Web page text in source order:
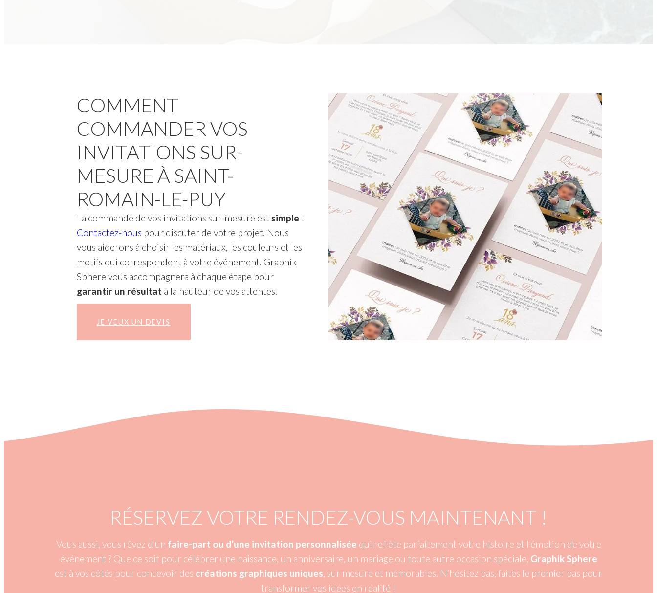
COMMENT
COMMANDER VOS
INVITATIONS SUR-
MESURE À SAINT-
ROMAIN-LE-PUY
La commande de vos invitations sur-mesure est simple !
Contactez-nous pour discuter de votre projet. Nous
vous aiderons à choisir les matériaux, les couleurs et les
motifs qui correspondent à votre événement. Graphik
Sphere vous accompagnera à chaque étape pour
garantir un résultat à la hauteur de vos attentes.
JE VEUX UN DEVIS
RÉSERVEZ VOTRE RENDEZ-VOUS MAINTENANT !
Vous aussi, vous rêvez d’un faire-part ou d’une invitation personnalisée qui reflète parfaitement votre histoire et l’émotion de votre
événement ? Que ce soit pour célébrer une naissance, un anniversaire, un mariage ou toute autre occasion spéciale, Graphik Sphere
est à vos côtés pour concevoir des créations graphiques uniques, sur mesure et mémorables. N’hésitez pas, faites le premier pas pour
transformer vos idées en réalité !